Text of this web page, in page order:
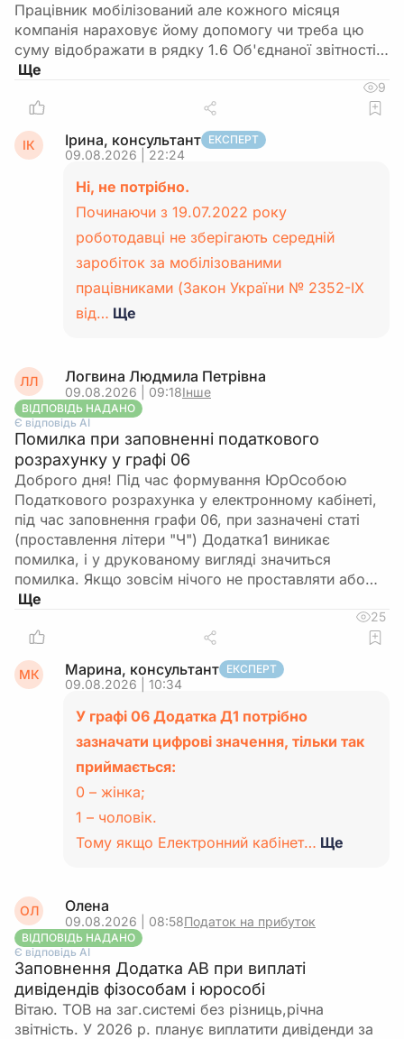
Працівник мобілізований але кожного місяця
компанія нараховує йому допомогу чи треба цю
суму відображати в рядку 1.6 Об'єднаної звітності…
9
ІК Ірина, консультант ЕКСПЕРТ
09.08.2026 | 22:24
Ні, не потрібно.
Починаючи з 19.07.2022 року
роботодавці не зберігають середній
заробіток за мобілізованими
працівниками (Закон України № 2352-IX
від… Ще
ЛЛ Логвина Людмила Петрівна
09.08.2026 | 09:18Інше
ВІДПОВІДЬ НАДАНО
Є відповідь АІ
Помилка при заповненні податкового
розрахунку у графі 06
Доброго дня! Під час формування ЮрОсобою
Податкового розрахунка у електронному кабінеті,
під час заповнення графи 06, при зазначені статі
(проставлення літери "Ч") Додатка1 виникає
помилка, і у друкованому вигляді значиться
помилка. Якщо зовсім нічого не проставляти або…
25
МК Марина, консультант ЕКСПЕРТ
09.08.2026 | 10:34
У графі 06 Додатка Д1 потрібно
зазначати цифрові значення, тільки так
приймається:
0 – жінка;
1 – чоловік.
Тому якщо Електронний кабінет… Ще
ОЛ Олена
09.08.2026 | 08:58Податок на прибуток
ВІДПОВІДЬ НАДАНО
Є відповідь АІ
Заповнення Додатка АВ при виплаті
дивідендів фізособам і юрособі
Вітаю. ТОВ на заг.системі без різниць,річна
звітність. У 2026 р. планує виплатити дивіденди за